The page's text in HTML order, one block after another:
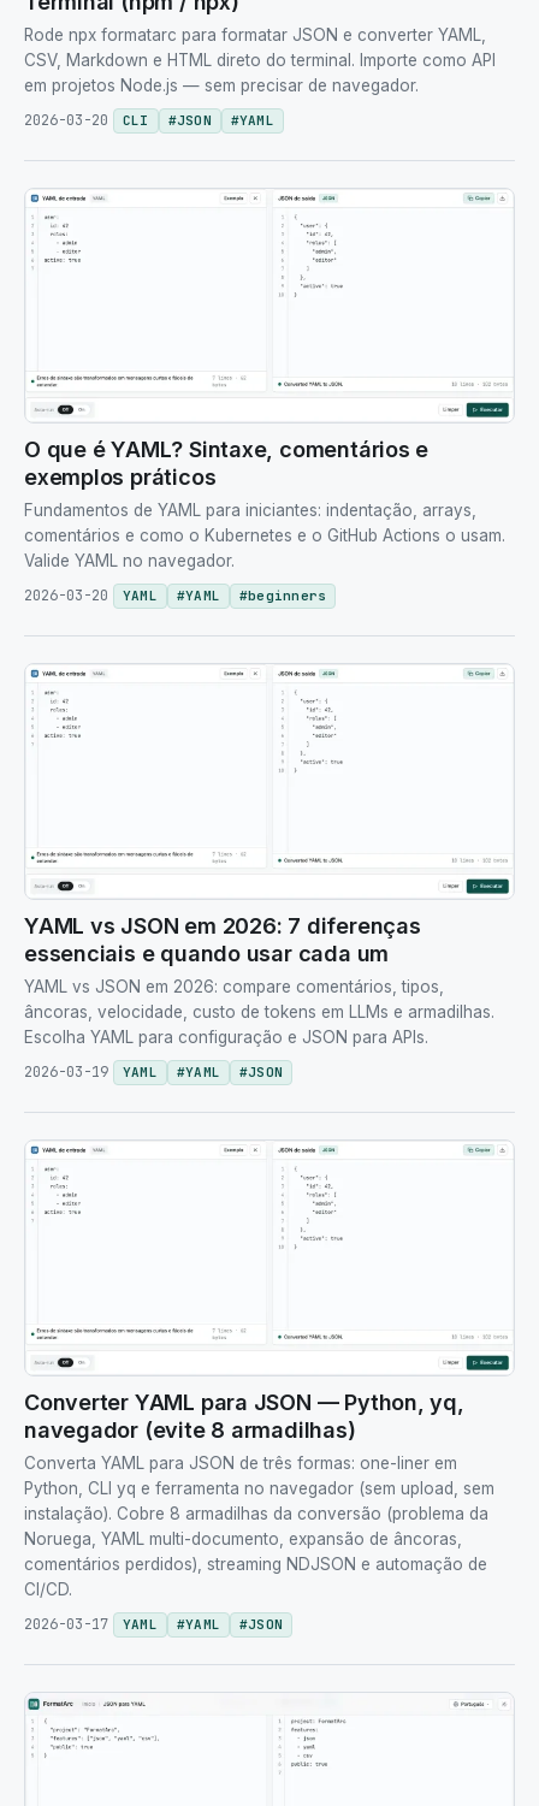
Rode npx formatarc para formatar JSON e converter YAML,
CSV, Markdown e HTML direto do terminal. Importe como API
em projetos Node.js — sem precisar de navegador.
2026-03-20
CLI #JSON #YAML
O que é YAML? Sintaxe, comentários e
exemplos práticos
Fundamentos de YAML para iniciantes: indentação, arrays,
comentários e como o Kubernetes e o GitHub Actions o usam.
Valide YAML no navegador.
2026-03-20
YAML #YAML #beginners
YAML vs JSON em 2026: 7 diferenças
essenciais e quando usar cada um
YAML vs JSON em 2026: compare comentários, tipos,
âncoras, velocidade, custo de tokens em LLMs e armadilhas.
Escolha YAML para configuração e JSON para APIs.
2026-03-19
YAML #YAML #JSON
Converter YAML para JSON — Python, yq,
navegador (evite 8 armadilhas)
Converta YAML para JSON de três formas: one-liner em
Python, CLI yq e ferramenta no navegador (sem upload, sem
instalação). Cobre 8 armadilhas da conversão (problema da
Noruega, YAML multi-documento, expansão de âncoras,
comentários perdidos), streaming NDJSON e automação de
CI/CD.
2026-03-17
YAML #YAML #JSON